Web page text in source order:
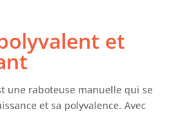
Sécurité : un
bouton de
l'activation
accidentelle, ce qui
et
une raboteuse manuelle qui se
et sa polyvalence. Avec